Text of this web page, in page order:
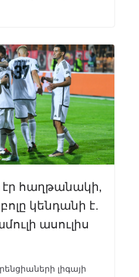
հաղթանակի,
կենդանի է․
ասուլիս
լիգայի